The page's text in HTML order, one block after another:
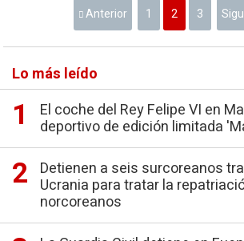
Anterior 1 2 3
Lo más leído
El coche del Rey Felipe VI en
deportivo de edición limitada
Detienen a seis surcoreanos
Ucrania para tratar la
norcoreanos